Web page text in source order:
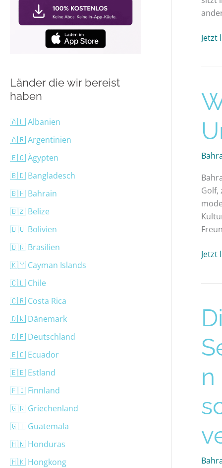
Länder die wir bereist
haben
🇦🇱 Albanien
🇦🇷 Argentinien
🇪🇬 Ägypten
🇧🇩 Bangladesch
🇧🇭 Bahrain
🇧🇿 Belize
🇧🇴 Bolivien
🇧🇷 Brasilien
🇰🇾 Cayman Islands
🇨🇱 Chile
🇨🇷 Costa Rica
🇩🇰 Dänemark
🇩🇪 Deutschland
🇪🇨 Ecuador
🇪🇪 Estland
🇫🇮 Finnland
🇬🇷 Griechenland
🇬🇹 Guatemala
🇭🇳 Honduras
🇭🇰 Hongkong
Jetzt
Golf,
Wie
teuer
ein
in
Jetzt
n
Diese
du
nicht